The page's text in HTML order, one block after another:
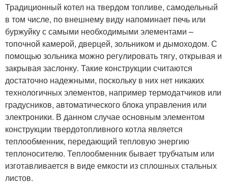
Традиционный котел на твердом топливе, самодельный
в том числе, по внешнему виду напоминает печь или
буржуйку с самыми необходимыми элементами –
топочной камерой, дверцей, зольником и дымоходом. С
помощью зольника можно регулировать тягу, открывая и
закрывая заслонку. Такие конструкции считаются
достаточно надежными, поскольку в них нет никаких
технологичных элементов, например термодатчиков или
градусников, автоматического блока управления или
электроники. В данном случае основным элементом
конструкции твердотопливного котла является
теплообменник, передающий тепловую энергию
теплоносителю. Теплообменник бывает трубчатым или
изготавливается в виде емкости из сплошных стальных
листов.